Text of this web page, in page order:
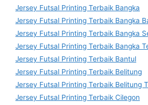
Jersey Futsal Printing Terbaik Bangka
Jersey Futsal Printing Terbaik Bangka
Jersey Futsal Printing Terbaik Bangka
Jersey Futsal Printing Terbaik Bangka
Jersey Futsal Printing Terbaik Bantul
Jersey Futsal Printing Terbaik Belitung
Jersey Futsal Printing Terbaik Belitung
Jersey Futsal Printing Terbaik Cilegon